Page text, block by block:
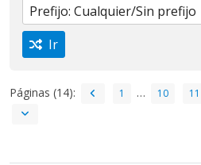
Ir
Páginas (14): 1 … 10 11